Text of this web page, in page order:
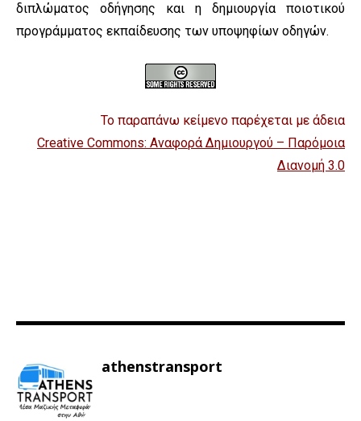
διπλώματος οδήγησης και η δημιουργία ποιοτικού
προγράμματος εκπαίδευσης των υποψηφίων οδηγών.
Το παραπάνω κείμενο παρέχεται με άδεια
Creative Commons: Αναφορά Δημιουργού – Παρόμοια
Διανομή 3.0
athenstransport